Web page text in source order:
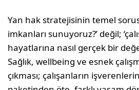
Yan hak stratejisinin temel
imkanları sunuyoruz?’ değil;
hayatlarına nasıl gerçek bir
Sağlık, wellbeing ve esnek
çıkması; çalışanların